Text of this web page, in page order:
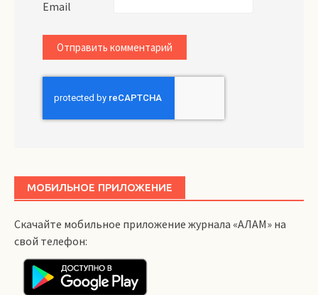
Email
МОБИЛЬНОЕ ПРИЛОЖЕНИЕ
Скачайте мобильное приложение журнала «АЛАМ» на
свой телефон: